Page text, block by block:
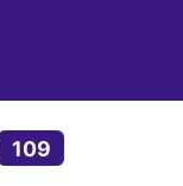
109